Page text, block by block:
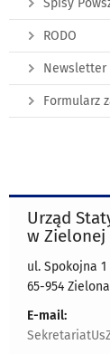
Spisy
RODO
Newsletter
Formularz
Urząd
w Zielonej
ul. Spokojna 1
65-954
E-mail: